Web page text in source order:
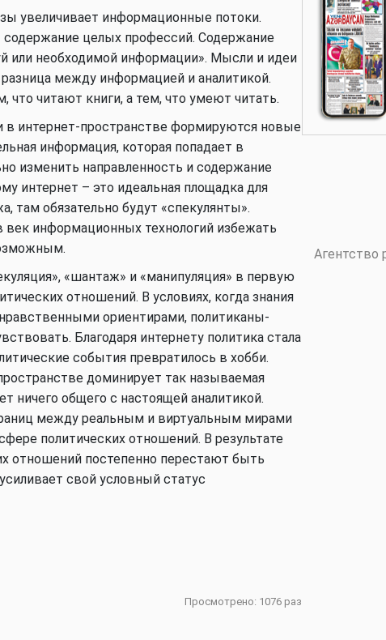
увеличивает информационные потоки.
целых профессий. Содержание
или необходимой информации». Мысли и идеи
между информацией и аналитикой.
что читают книги, а тем, что умеют читать.
в интернет-пространстве формируются новые
информация, которая попадает в
изменить направленность и содержание
интернет – это идеальная площадка для
там обязательно будут «спекулянты».
информационных технологий избежать
«шантаж» и «манипуляция» в первую
отношений. В условиях, когда знания
ориентирами, политиканы-
Благодаря интернету политика стала
события превратилось в хобби.
доминирует так называемая
ничего общего с настоящей аналитикой.
между реальным и виртуальным мирами
политических отношений. В результате
отношений постепенно перестают быть
свой условный статус
Просмотрено: 1076 раз
Аналитика
Агентство